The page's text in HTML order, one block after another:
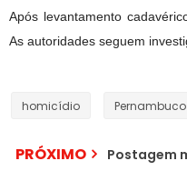
Após levantamento
As autoridades seguem
homicídio Pernambuco
PRÓXIMO Postagem